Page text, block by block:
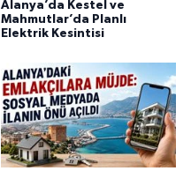
Alanya’da Kestel ve
Mahmutlar’da Planlı
Elektrik Kesintisi